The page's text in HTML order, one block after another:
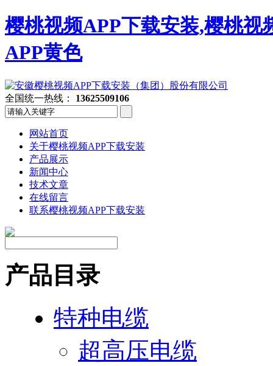
樱桃视频APP下载安装,樱桃
APP黄色
全国统一热线： 13625509106
网站首页
关于樱桃视频APP下载安装
产品展示
新闻中心
技术文章
在线留言
联系樱桃视频APP下载安装
产品目录
特种电缆
超高压电缆